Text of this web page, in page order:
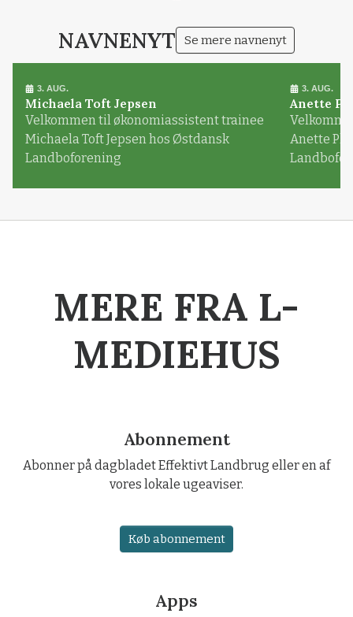
NAVNENYT Se mere navnenyt
3. AUG.
Michaela Toft Jepsen
Velkommen til økonomiassistent trainee
Michaela Toft Jepsen hos Østdansk
Landboforening
3. AUG.
Anette
Anette
MERE FRA L-
MEDIEHUS
Abonnement
Abonner på dagbladet Effektivt Landbrug eller en af
vores lokale ugeaviser.
Køb abonnement
Apps